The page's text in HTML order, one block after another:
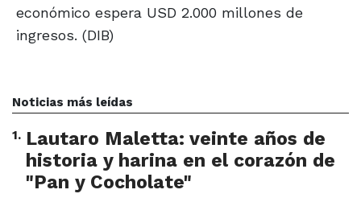
económico espera USD 2.000 millones de
ingresos. (DIB)
Noticias más leídas
1. Lautaro Maletta: veinte años de
historia y harina en el corazón de
"Pan y Cocholate"